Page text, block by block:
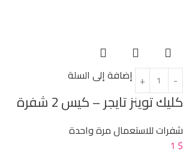
إضافة إلى السلة
كليك توينز تايجر – كيس 2 شفرة
شفرات للاستعمال مرة واحدة
1 $